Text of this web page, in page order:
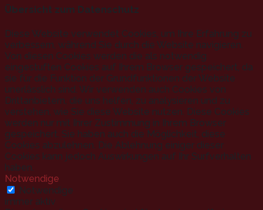
Übersicht zum Datenschutz
Diese Website verwendet Cookies, um Ihre Erfahrung zu
verbessern, während Sie durch die Website navigieren.
Von diesen Cookies werden die als notwendig
eingestuften Cookies auf Ihrem Browser gespeichert, da
sie für die Funktion der Grundfunktionen der Website
unerlässlich sind. Wir verwenden auch Cookies von
Drittanbietern, die uns helfen, zu analysieren und zu
verstehen, wie Sie diese Website nutzen. Diese Cookies
werden nur mit Ihrer Zustimmung in Ihrem Browser
gespeichert. Sie haben auch die Möglichkeit, diese
Cookies abzulehnen. Die Ablehnung einiger dieser
Cookies kann jedoch Auswirkungen auf Ihr Surfverhalten
haben.
Notwendige
Notwendige
immer aktiv